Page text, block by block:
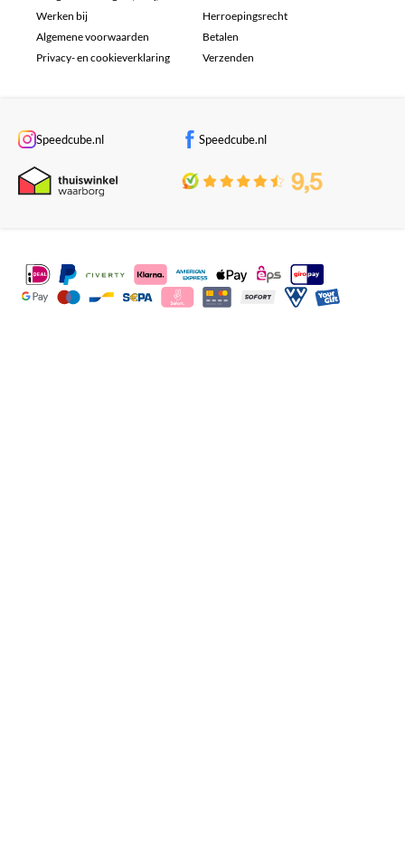
Werken bij
Algemene voorwaarden
Privacy- en cookieverklaring
Herroepingsrecht
Betalen
Verzenden
Speedcube.nl Speedcube.nl